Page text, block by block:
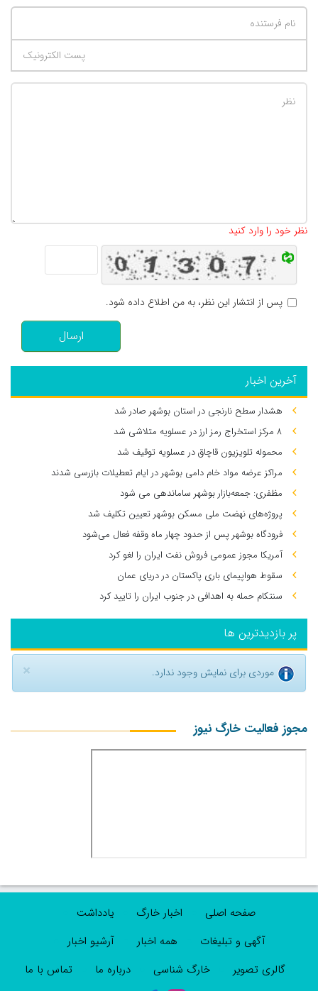
نظر خود را وارد کنید
پس از انتشار این نظر، به من اطلاع داده شود.
ارسال
آخرین اخبار
هشدار سطح نارنجی در استان بوشهر صادر شد
۸ مرکز استخراج رمز ارز در عسلویه متلاشی شد
محموله تلویزیون قاچاق در عسلویه توقیف شد
مراکز عرضه مواد خام دامی بوشهر در ایام تعطیلات بازرسی شدند
مظفری: جمعه‌بازار بوشهر ساماندهی می‌ شود
پروژه‌های نهضت ملی مسکن بوشهر تعیین تکلیف شد
فرودگاه بوشهر پس از حدود چهار ماه وقفه فعال می‌شود
آمریکا مجوز عمومی فروش نفت ایران را لغو کرد
سقوط هواپیمای باری پاکستان در دریای عمان
سنتکام حمله به اهدافی در جنوب ایران را تایید کرد
پر بازدیدترین ها
× موردی برای نمایش وجود ندارد.
مجوز فعالیت خارگ نیوز
صفحه اصلی اخبار خارگ
یادداشت
آگهی و تبلیغات
همه اخبار
آرشیو اخبار
گالری تصویر
خارگ شناسی درباره ما تماس با ما